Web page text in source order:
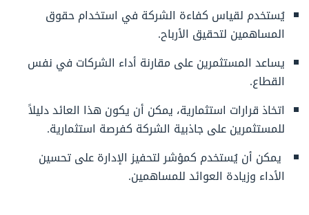
يُستخدم لقياس كفاءة الشركة في استخدام حقوق
المساهمين لتحقيق الأرباح.
يساعد المستثمرين على مقارنة أداء الشركات في نفس
القطاع.
اتخاذ قرارات استثمارية، يمكن أن يكون هذا العائد دليلاً
للمستثمرين على جاذبية الشركة كفرصة استثمارية.
يمكن أن يُستخدم كمؤشر لتحفيز الإدارة على تحسين
الأداء وزيادة العوائد للمساهمين.